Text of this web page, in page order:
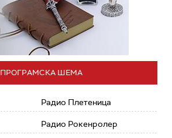
ПРОГРАМСКА ШЕМА
Радио Плетеница
Радио Рокенролер